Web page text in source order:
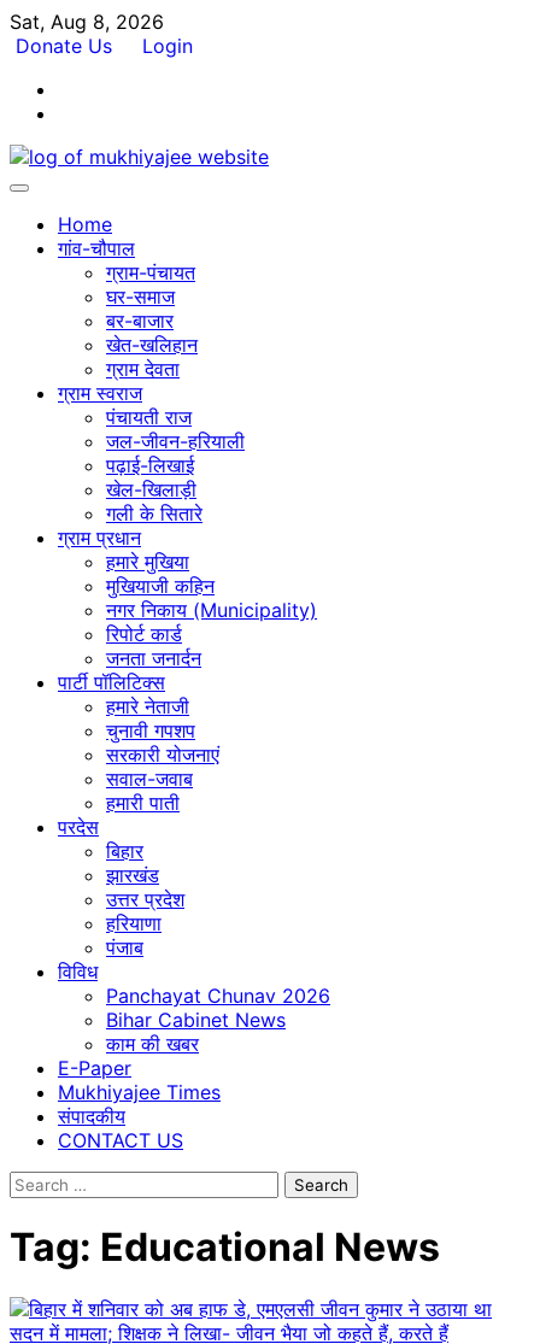
Skip
to
Sat, Aug 8, 2026
Donate Us
Login
Home
गांव-चौपाल
ग्राम-पंचायत
घर-समाज
बर-बाजार
खेत-खलिहान
ग्राम देवता
ग्राम स्वराज
पंचायती राज
जल-जीवन-हरियाली
पढ़ाई-लिखाई
खेल-खिलाड़ी
गली के सितारे
ग्राम प्रधान
हमारे मुखिया
मुखियाजी कहिन
नगर निकाय (Municipality)
रिपोर्ट कार्ड
जनता जनार्दन
पार्टी पॉलिटिक्स
हमारे नेताजी
चुनावी गपशप
सरकारी योजनाएं
सवाल-जवाब
हमारी पाती
परदेस
बिहार
झारखंड
उत्तर प्रदेश
हरियाणा
पंजाब
विविध
Panchayat Chunav 2026
Bihar Cabinet News
काम की खबर
E-Paper
Mukhiyajee Times
संपादकीय
CONTACT US
Search
Tag: Educational News